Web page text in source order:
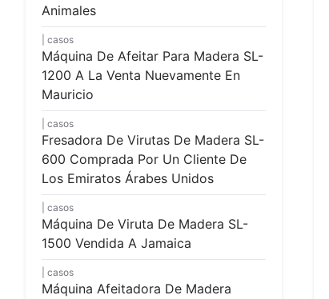
Animales
casos
Máquina De Afeitar Para Madera SL-
1200 A La Venta Nuevamente En
Mauricio
casos
Fresadora De Virutas De Madera SL-
600 Comprada Por Un Cliente De
Los Emiratos Árabes Unidos
casos
Máquina De Viruta De Madera SL-
1500 Vendida A Jamaica
casos
Máquina Afeitadora De Madera